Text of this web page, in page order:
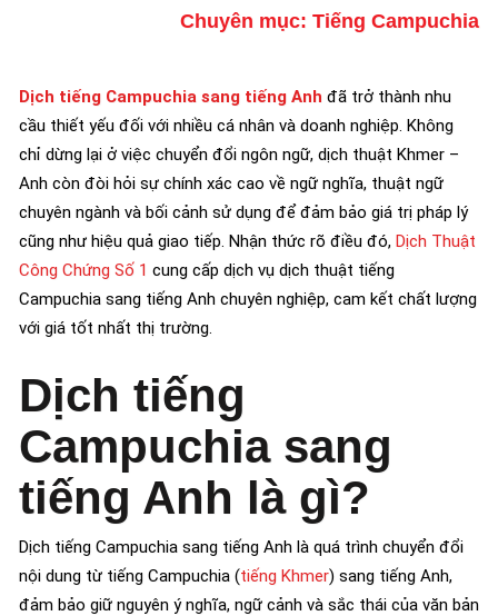
Chuyên mục: Tiếng Campuchia
Dịch tiếng Campuchia sang tiếng Anh đã trở thành nhu
cầu thiết yếu đối với nhiều cá nhân và doanh nghiệp. Không
chỉ dừng lại ở việc chuyển đổi ngôn ngữ, dịch thuật Khmer –
Anh còn đòi hỏi sự chính xác cao về ngữ nghĩa, thuật ngữ
chuyên ngành và bối cảnh sử dụng để đảm bảo giá trị pháp lý
cũng như hiệu quả giao tiếp. Nhận thức rõ điều đó, Dịch Thuật
Công Chứng Số 1 cung cấp dịch vụ dịch thuật tiếng
Campuchia sang tiếng Anh chuyên nghiệp, cam kết chất lượng
với giá tốt nhất thị trường.
Dịch tiếng
Campuchia sang
tiếng Anh là gì?
Dịch tiếng Campuchia sang tiếng Anh là quá trình chuyển đổi
nội dung từ tiếng Campuchia (tiếng Khmer) sang tiếng Anh,
đảm bảo giữ nguyên ý nghĩa, ngữ cảnh và sắc thái của văn bản